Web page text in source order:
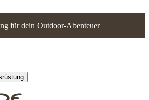
für dein Outdoor-Abenteuer